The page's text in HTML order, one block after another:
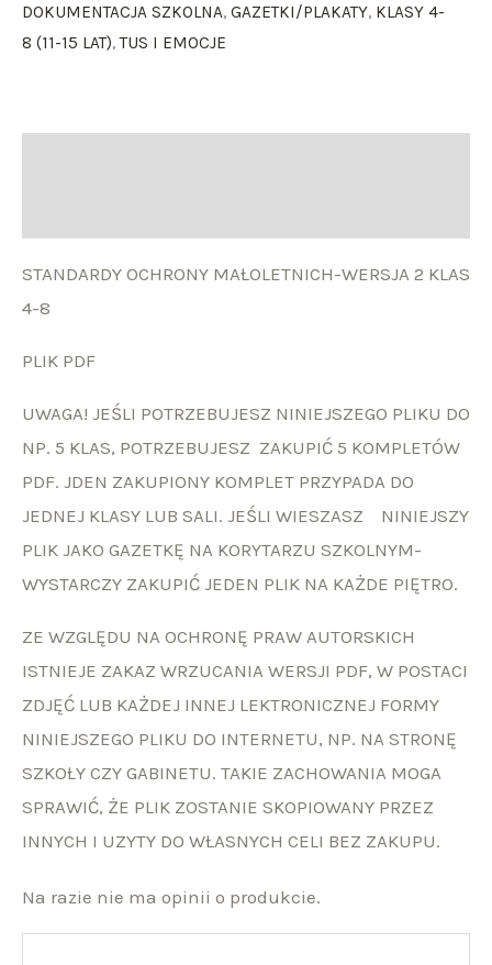
DOKUMENTACJA SZKOLNA, GAZETKI/PLAKATY, KLASY 4-
8 (11-15 LAT),TUS I EMOCJE
STANDARDY OCHRONY MAŁOLETNICH-WERSJA 2 KLAS
4-8
PLIK PDF
UWAGA! JEŚLI POTRZEBUJESZ NINIEJSZEGO PLIKU DO
NP. 5 KLAS, POTRZEBUJESZ ZAKUPIĆ 5 KOMPLETÓW
PDF. JDEN ZAKUPIONY KOMPLET PRZYPADA DO
JEDNEJ KLASY LUB SALI. JEŚLI WIESZASZ NINIEJSZY
PLIK JAKO GAZETKĘ NA KORYTARZU SZKOLNYM-
WYSTARCZY ZAKUPIĆ JEDEN PLIK NA KAŻDE PIĘTRO.
ZE WZGLĘDU NA OCHRONĘ PRAW AUTORSKICH
ISTNIEJE ZAKAZ WRZUCANIA WERSJI PDF, W POSTACI
ZDJĘĆ LUB KAŻDEJ INNEJ LEKTRONICZNEJ FORMY
NINIEJSZEGO PLIKU DO INTERNETU, NP. NA STRONĘ
SZKOŁY CZY GABINETU. TAKIE ZACHOWANIA MOGA
SPRAWIĆ, ŻE PLIK ZOSTANIE SKOPIOWANY PRZEZ
INNYCH I UZYTY DO WŁASNYCH CELI BEZ ZAKUPU.
Na razie nie ma opinii o produkcie.